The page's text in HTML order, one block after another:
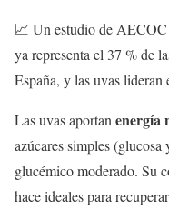
📈 Un estudio de AECOC
ya representa el 37 % de
España, y las uvas
Las uvas aportanenergía
azúcares simples
glucémico moderado. Su
hace ideales para